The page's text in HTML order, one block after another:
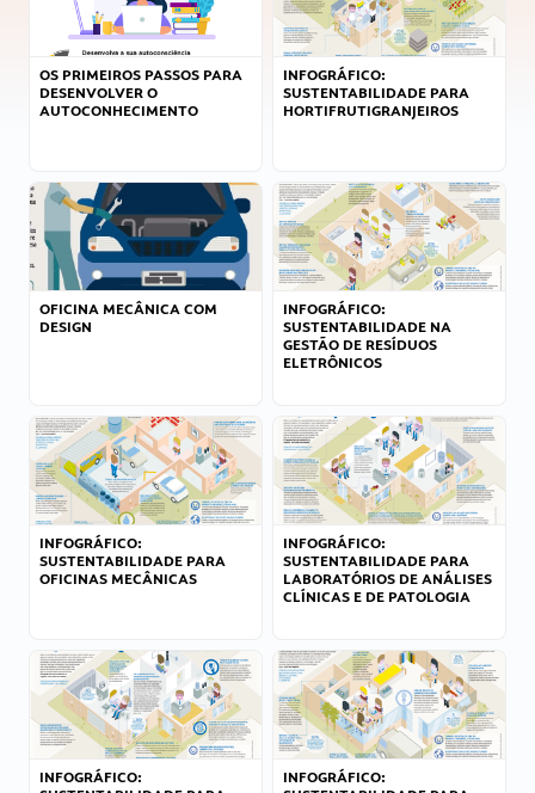
OS PRIMEIROS PASSOS PARA
DESENVOLVER O
AUTOCONHECIMENTO
INFOGRÁFICO:
SUSTENTABILIDADE PARA
HORTIFRUTIGRANJEIROS
OFICINA MECÂNICA COM
DESIGN
INFOGRÁFICO:
SUSTENTABILIDADE NA
GESTÃO DE RESÍDUOS
ELETRÔNICOS
INFOGRÁFICO:
SUSTENTABILIDADE PARA
OFICINAS MECÂNICAS
INFOGRÁFICO:
SUSTENTABILIDADE PARA
LABORATÓRIOS DE ANÁLISES
CLÍNICAS E DE PATOLOGIA
INFOGRÁFICO:
INFOGRÁFICO: